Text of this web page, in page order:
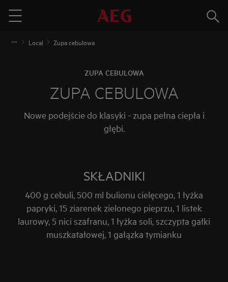
Menu
Local Zupa cebulowa
ZUPA CEBULOWA
ZUPA CEBULOWA
Nowe podejście do klasyki - zupa pełna ciepła i
głębi.
SKŁADNIKI
400 g cebuli, 500 ml bulionu cielęcego, 1 łyżka
papryki, 15 ziarenek zielonego pieprzu, 1 listek
laurowy, 5 nici szafranu, 1 łyżka soli, szczypta gałki
muszkatałowej, 1 gałązka tymianku